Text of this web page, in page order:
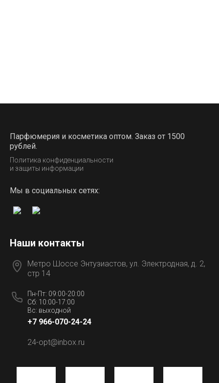
Парфюмерия и косметика оптом. Заказ от 1500
рублей.
Политика конфиденциальности
и защиты информации
Мы в социальных сетях:
Наши контакты
Метро Шоссе Энтузиастов, ул. Электродная, д. 2,
стр 14
Пн-Пт: 09:00-20:00
Сб: 10:00-17:00
Вс: выходной
+7 966-070-24-24
24-opt@inbox.ru